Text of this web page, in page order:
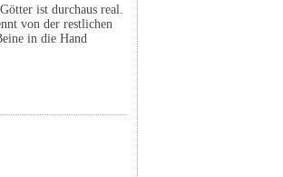
ist durchaus real.
von der restlichen
in die Hand